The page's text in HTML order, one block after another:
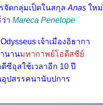
ดกลุ่มเป็ดในสกุล Anasหม่
า Mareca Penelope
เจ้าเมืองอิธากา
นานมหากาพย์โอดีสซีย์
ซีอุสใช้เวลาอีก 10 ปี
อุปสรรคนานับปการ